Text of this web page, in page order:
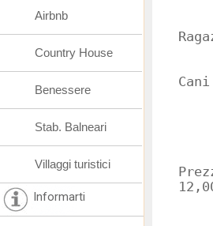
Airbnb
Country House
Benessere
Stab. Balneari
Villaggi turistici
Informarti